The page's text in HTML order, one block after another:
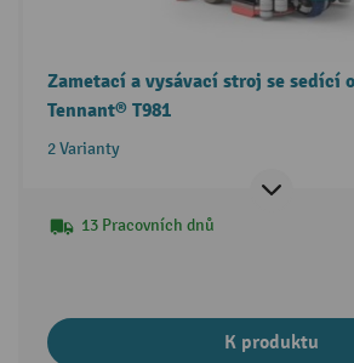
Zametací a vysávací stroj se sedící
Tennant® T981
2 Varianty
13 Pracovních dnů
K produktu